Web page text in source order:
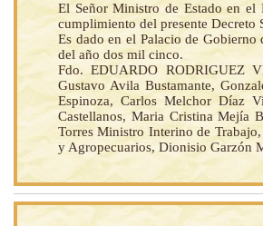
El Señor Ministro de Estado en el
cumplimiento del presente Decreto
Es dado en el Palacio de
del año dos mil cinco.
Fdo. EDUARDO RODRIGUEZ
Gustavo Avila Bustamante,
Espinoza, Carlos Melchor Díaz
Castellanos, Maria Cristina Mejía
Torres Ministro Interino de
y Agropecuarios, Dionisio Garzón